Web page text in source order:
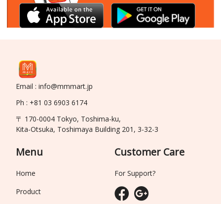
Email : info@mmmart.jp
Ph : +81 03 6903 6174
〒 170-0004 Tokyo, Toshima-ku,
Kita-Otsuka, Toshimaya Building 201, 3-32-3
Menu
Home
Product
Customer Care
For Support?